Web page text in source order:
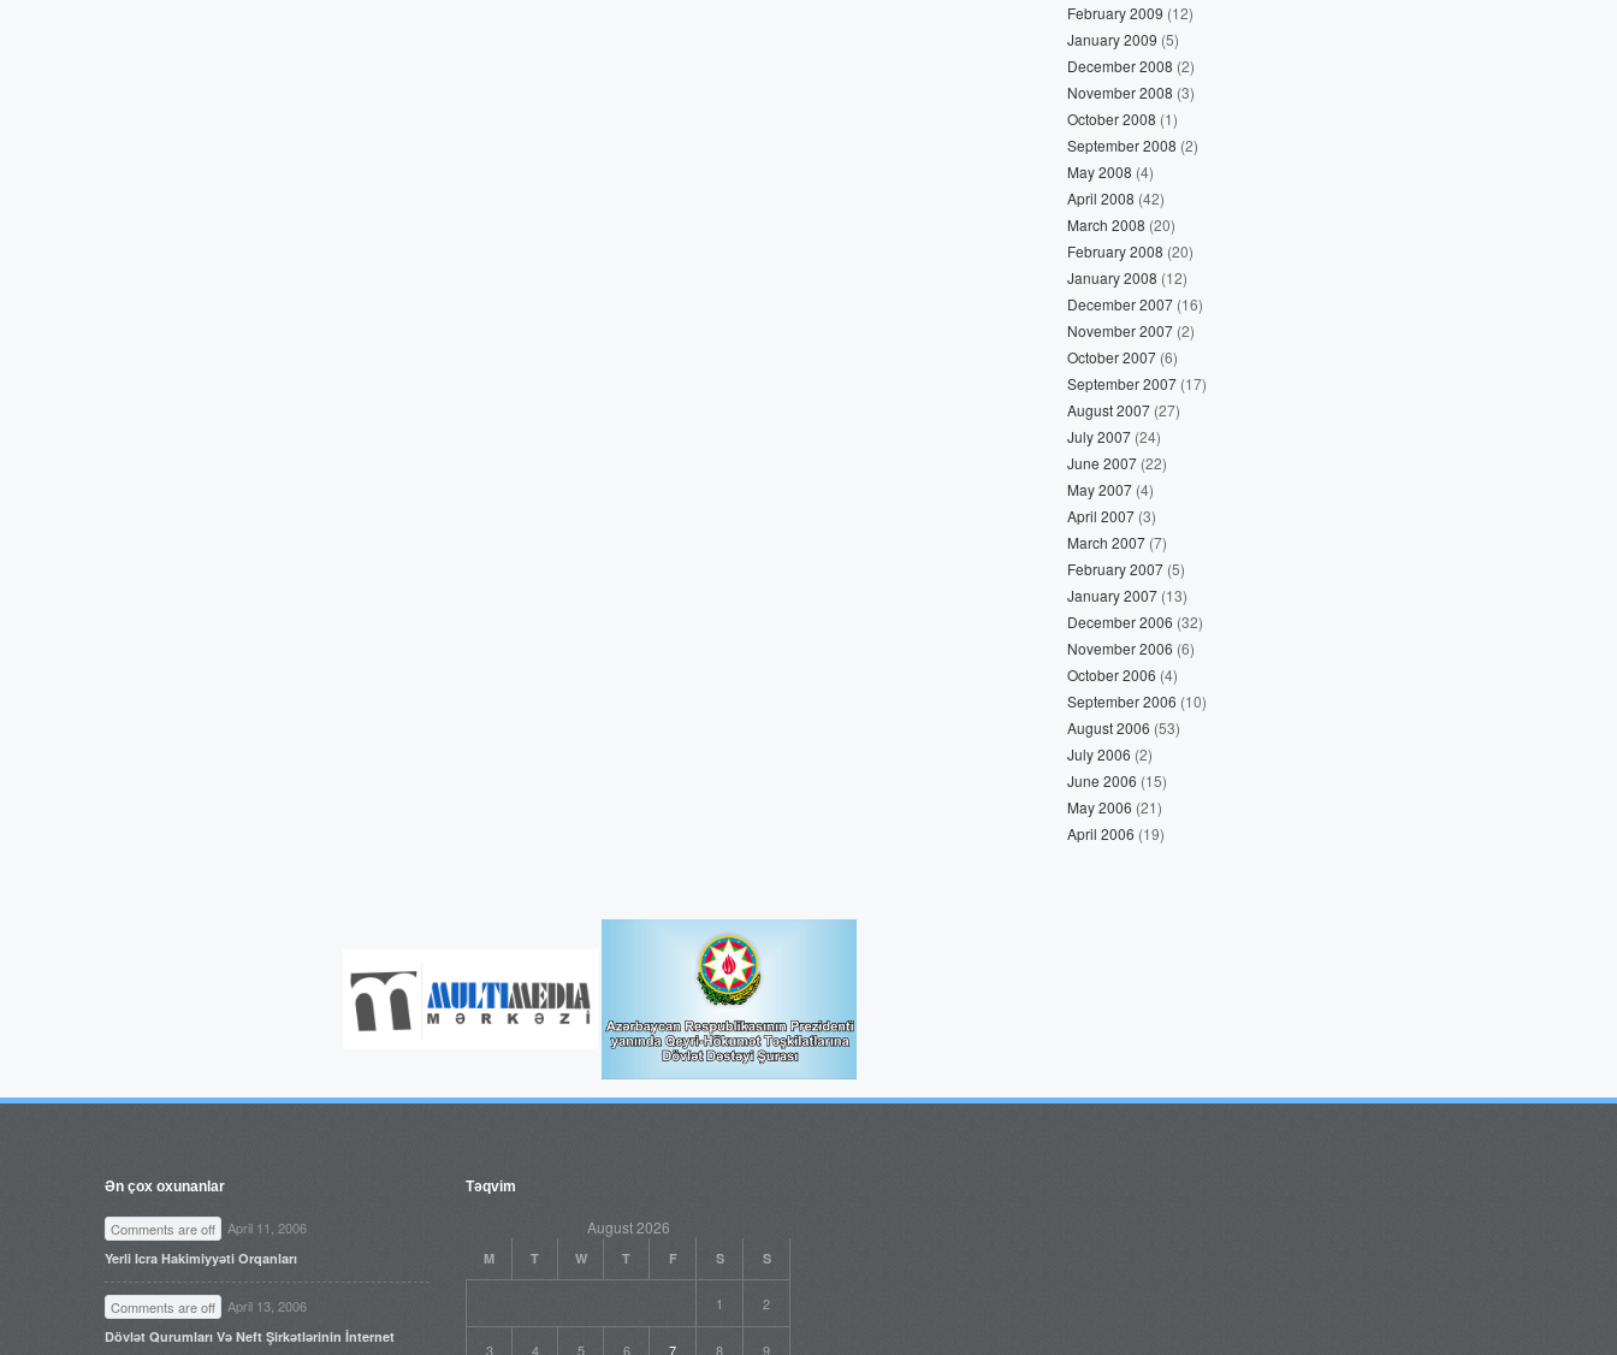
February 2009 (12)
January 2009 (5)
December 2008 (2)
November 2008 (3)
October 2008 (1)
September 2008 (2)
May 2008 (4)
April 2008 (42)
March 2008 (20)
February 2008 (20)
January 2008 (12)
December 2007 (16)
November 2007 (2)
October 2007 (6)
September 2007 (17)
August 2007 (27)
July 2007 (24)
June 2007 (22)
May 2007 (4)
April 2007 (3)
March 2007 (7)
February 2007 (5)
January 2007 (13)
December 2006 (32)
November 2006 (6)
October 2006 (4)
September 2006 (10)
August 2006 (53)
July 2006 (2)
June 2006 (15)
May 2006 (21)
April 2006 (19)
Ən çox oxunanlar
Comments are off April 11, 2006
Yerli Icra Hakimiyyəti Orqanları
Comments are off April 13, 2006
Dövlət Qurumları Və Neft Şirkətlərinin İnternet
Təqvim
August 2026
M T W T F S S
1 2
3 4 5 6 7 8 9